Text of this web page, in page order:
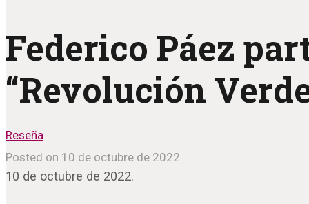
Federico Páez
“Revolución
Reseña
Posted on 10 de octubre de 2022
10 de octubre de 2022.